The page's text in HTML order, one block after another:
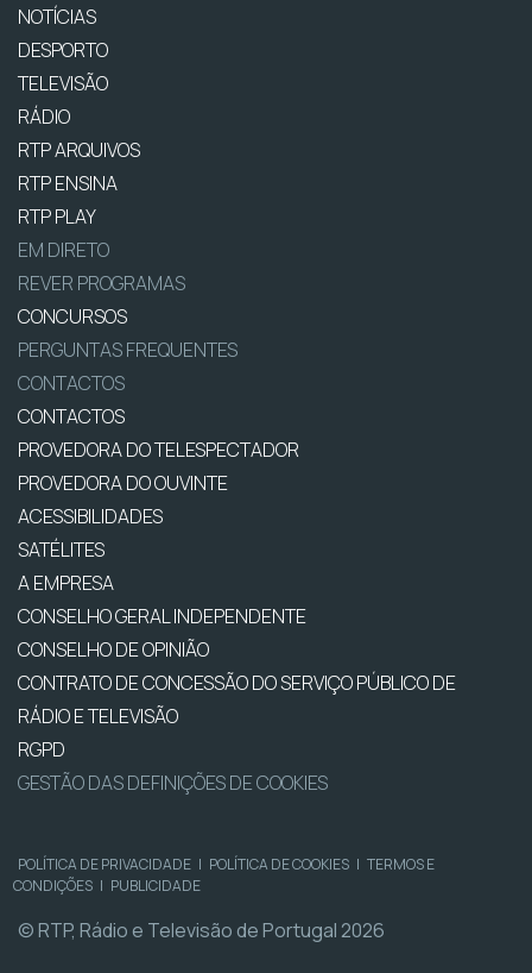
NOTÍCIAS
DESPORTO
TELEVISÃO
RÁDIO
RTP ARQUIVOS
RTP ENSINA
RTP PLAY
EM DIRETO
REVER PROGRAMAS
CONCURSOS
PERGUNTAS FREQUENTES
CONTACTOS
CONTACTOS
PROVEDORA DO TELESPECTADOR
PROVEDORA DO OUVINTE
ACESSIBILIDADES
SATÉLITES
A EMPRESA
CONSELHO GERAL INDEPENDENTE
CONSELHO DE OPINIÃO
CONTRATO DE CONCESSÃO DO SERVIÇO PÚBLICO DE
RÁDIO E TELEVISÃO
RGPD
GESTÃO DAS DEFINIÇÕES DE COOKIES
POLÍTICA DE PRIVACIDADE | POLÍTICA DE COOKIES | TERMOS E
CONDIÇÕES | PUBLICIDADE
© RTP, Rádio e Televisão de Portugal 2026